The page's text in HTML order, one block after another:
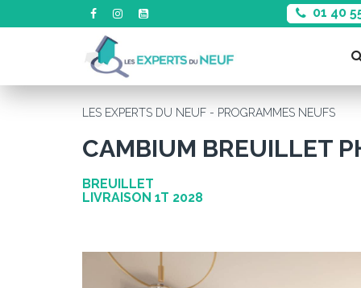
01 40
LES EXPERTS DU NEUF - PROGRAMMES NEUFS
CAMBIUM BREUILLET
BREUILLET
LIVRAISON 1T 2028